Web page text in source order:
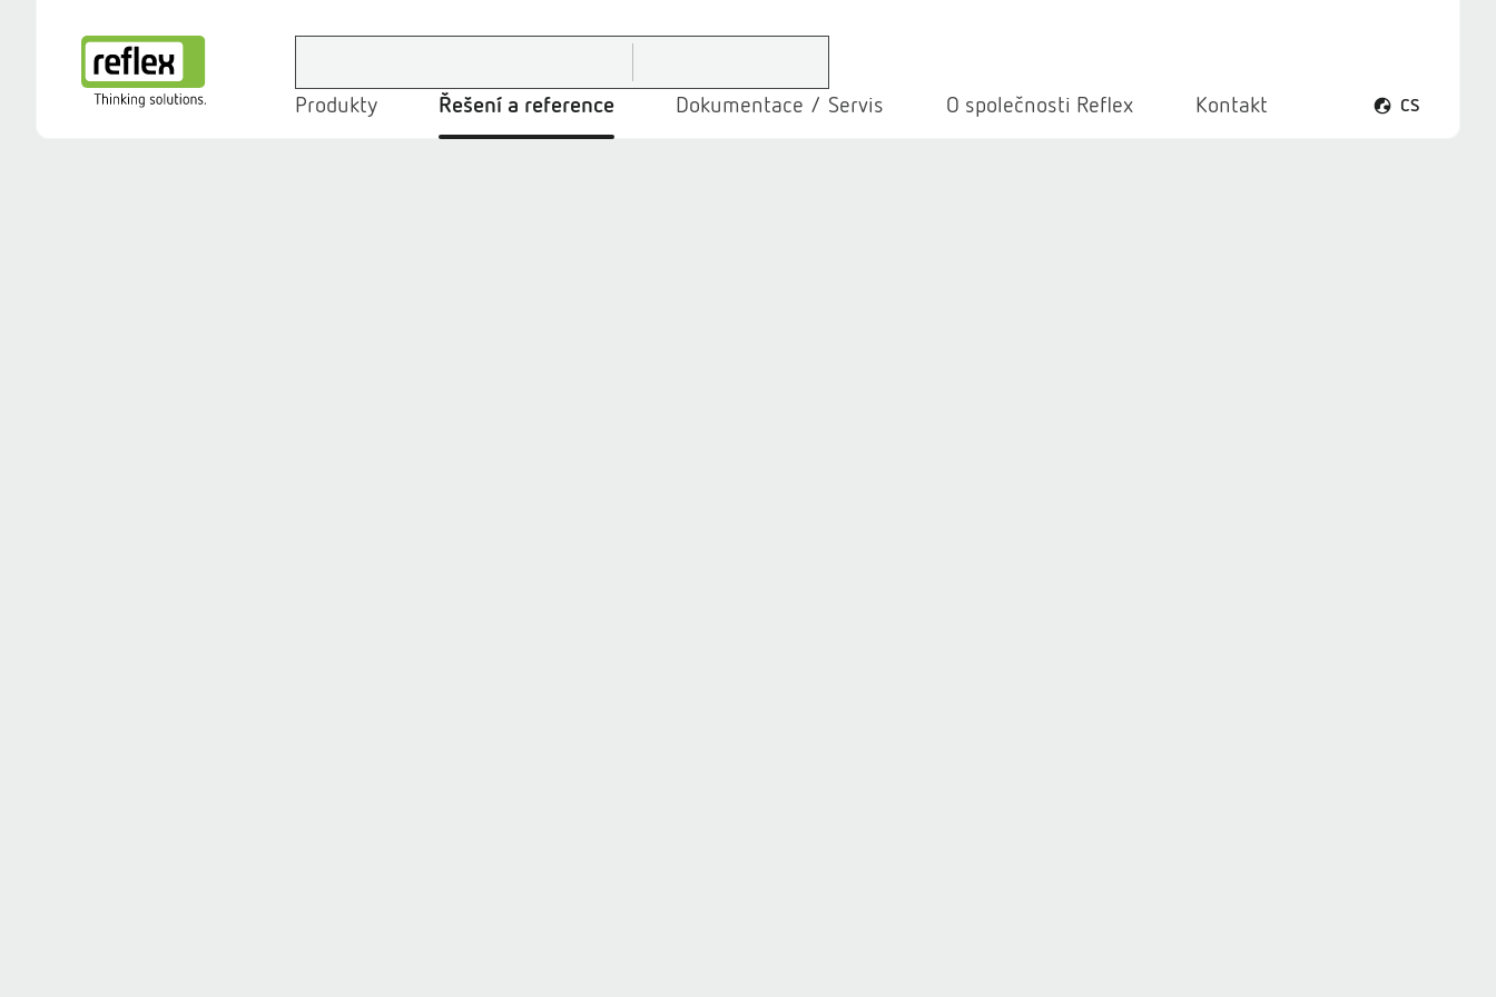
Produkty Řešení a reference Dokumentace / Servis O společnosti Reflex Kontakt CS
Otevřít menu